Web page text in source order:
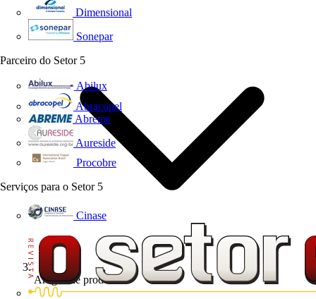
Dimensional
Sonepar
Parceiro do Setor 5
Abilux
Abracopel
Abreme
Aureside
Procobre
Serviços para o Setor 5
Cinase
Artigos de produto